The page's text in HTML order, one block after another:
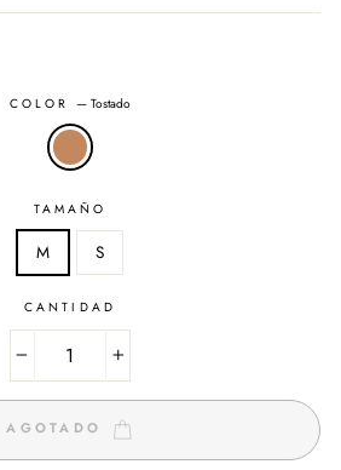
COLOR—Tostado
TAMAÑO
M S
CANTIDAD
AGOTADO